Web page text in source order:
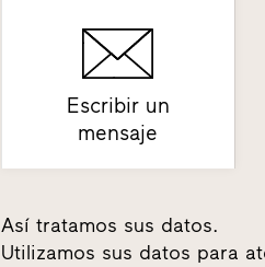
Escribir un
mensaje
Así tratamos sus datos.
Utilizamos sus datos para